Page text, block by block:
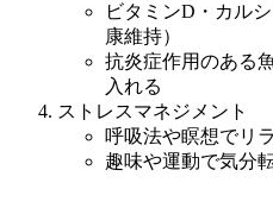
ビタミンD・カル
康維持）
抗炎症作用のある
入れる
ストレスマネジメント
呼吸法や瞑想でリ
趣味や運動で気分